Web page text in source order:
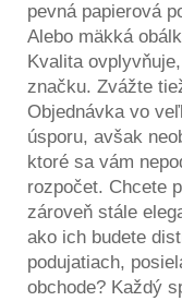
pevná papierová
Alebo mäkká
Kvalita
značku. Zvážte
Objednávka vo
úsporu, avšak
ktoré sa vám
rozpočet. Chcete
zároveň stále
ako ich budete
podujatiach,
obchode? Každý